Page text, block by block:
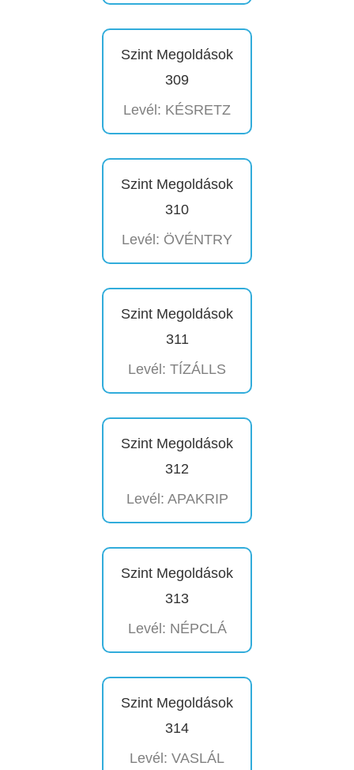
Szint Megoldások
309
Levél: KÉSRETZ
Szint Megoldások
310
Levél: ÖVÉNTRY
Szint Megoldások
311
Levél: TÍZÁLLS
Szint Megoldások
312
Levél: APAKRIP
Szint Megoldások
313
Levél: NÉPCLÁ
Szint Megoldások
314
Levél: VASLÁL